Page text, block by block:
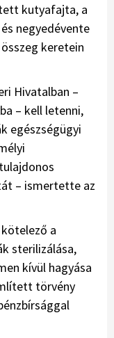
kutyafajta, a
negyedévente
keretein
Hivatalban –
– kell letenni,
egészségügyi
– ismertette az
a
sterilizálása,
kívül hagyása
törvény